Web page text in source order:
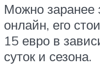
Можно заранее
онлайн, его
15 евро в
суток и сезона.